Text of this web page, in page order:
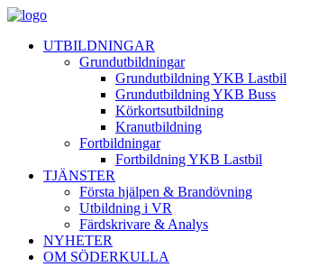
UTBILDNINGAR
Grundutbildningar
Grundutbildning YKB Lastbil
Grundutbildning YKB Buss
Körkortsutbildning
Kranutbildning
Fortbildningar
Fortbildning YKB Lastbil
TJÄNSTER
Första hjälpen & Brandövning
Utbildning i VR
Färdskrivare & Analys
NYHETER
OM SÖDERKULLA